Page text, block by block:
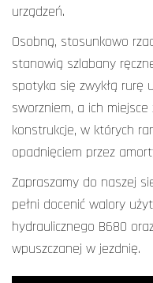
urządzeń.
Osobną, stosunkowo
stanowią szlabany
spotyka się zwykłą rurę
sworzniem, a ich
konstrukcje, w których
opadnięciem przez
Zapraszamy do naszej
pełni docenić walory
hydraulicznego B680
wpuszczanej w jezdnię.